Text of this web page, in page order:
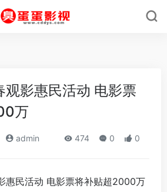
观影惠民活动 电影票
万
admin 474 0 0